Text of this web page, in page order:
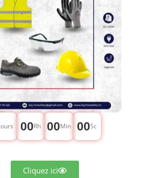
Jours 00Rh 00Min 00Sc
Cliquez ici